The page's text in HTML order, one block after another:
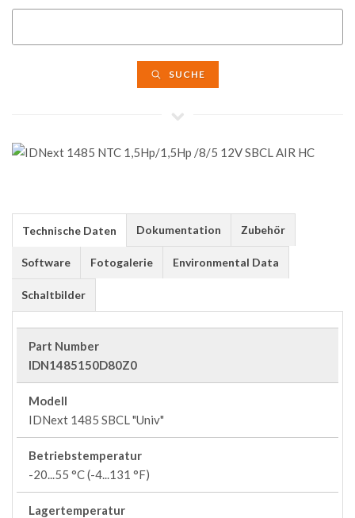
SUCHE
Technische Daten Dokumentation Zubehör
Software Fotogalerie Environmental Data
Schaltbilder
Part Number
IDN1485150D80Z0
Modell
IDNext 1485 SBCL "Univ"
Betriebstemperatur
-20...55 °C (-4...131 °F)
Lagertemperatur